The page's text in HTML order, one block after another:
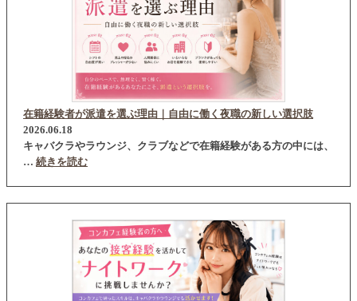
在籍経験者が派遣を選ぶ理由｜自由に働く夜職の新しい選択肢
2026.06.18
キャバクラやラウンジ、クラブなどで在籍経験がある方の中には、
… 続きを読む